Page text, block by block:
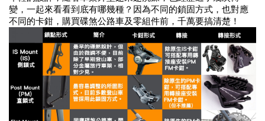
變，一起來看看到底有哪幾種？因為不同的鎖固方式，也對應
不同的卡鉗，購買碟煞公路車及零組件前，千萬要搞清楚！